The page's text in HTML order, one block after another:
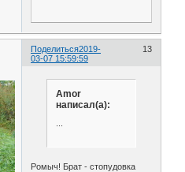
Поделиться 13
2019-
03-07 15:59:59
Amor
написал(а):
Ромыч! Брат - стопудовка